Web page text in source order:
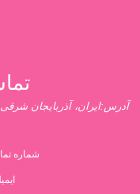
آدرس:ایران، آذربایجان
شماره